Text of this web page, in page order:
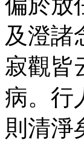
及澄諸
寂觀皆
病。行
則清淨